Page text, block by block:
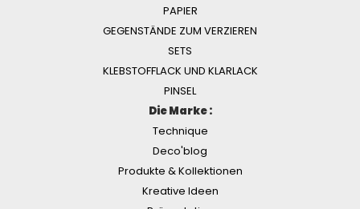
PAPIER
GEGENSTÄNDE ZUM VERZIEREN
SETS
KLEBSTOFFLACK UND KLARLACK
PINSEL
Die Marke :
Technique
Deco'blog
Produkte & Kollektionen
Kreative Ideen